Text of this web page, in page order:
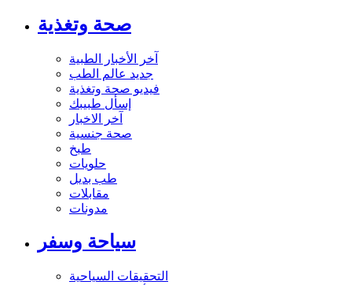
صحة وتغذية
آخر الأخبار الطبية
جديد عالم الطب
فيديو صحة وتغذية
إسأل طبيبك
آخر الاخبار
صحة جنسية
طبخ
حلويات
طب بديل
مقابلات
مدونات
سياحة وسفر
التحقيقات السياحية